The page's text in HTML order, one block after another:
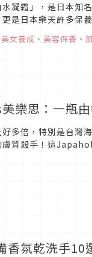
凝霜」，是日本知
是日本樂天許多保
美女養成 、 美容保養 、
樂思：一瓶
多倍，特別是台灣
質殺手！這
香氛乾洗手10